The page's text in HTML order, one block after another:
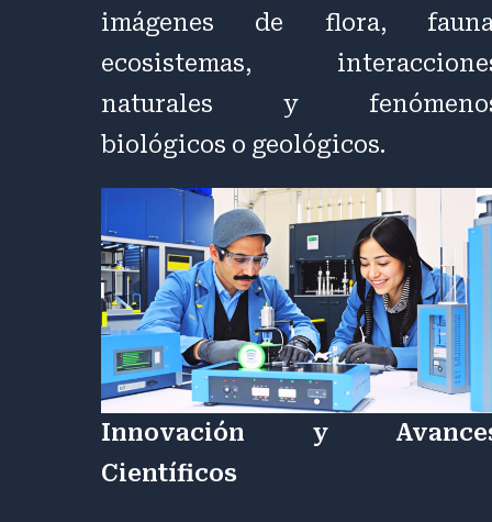
imágenes de flora,
ecosistemas,
naturales y
biológicos o geológicos.
Innovación y
Científicos